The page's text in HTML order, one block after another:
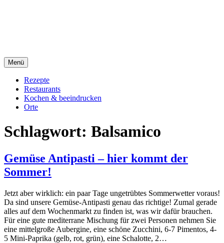
Menü
Rezepte
Restaurants
Kochen & beeindrucken
Orte
Schlagwort: Balsamico
Gemüse Antipasti – hier kommt der
Sommer!
Jetzt aber wirklich: ein paar Tage ungetrübtes Sommerwetter voraus!
Da sind unsere Gemüse-Antipasti genau das richtige! Zumal gerade
alles auf dem Wochenmarkt zu finden ist, was wir dafür brauchen.
Für eine gute mediterrane Mischung für zwei Personen nehmen Sie
eine mittelgroße Aubergine, eine schöne Zucchini, 6-7 Pimentos, 4-
5 Mini-Paprika (gelb, rot, grün), eine Schalotte, 2…